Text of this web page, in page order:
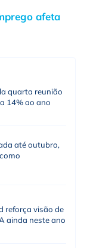
afeta
quarta reunião
14% ao ano
até outubro,
reforça visão de
ainda neste ano